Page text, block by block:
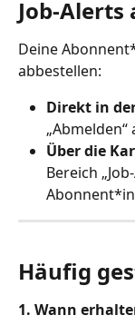
Job-Alerts
Deine
abbestellen:
Direkt in
„Abmelden“
Über die
Bereich
Häufig
1. Wann